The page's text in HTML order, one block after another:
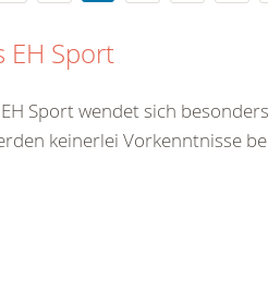
EH Sport
Sport wendet sich
keinerlei Vorkenntnisse